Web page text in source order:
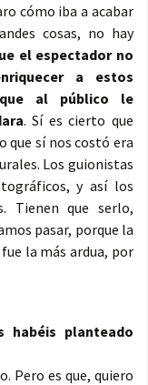
cómo iba a acabar
cosas, no hay
el espectador no
a estos
al público le
. Sí es cierto que
que sí nos costó era
Los guionistas
y así los
Tienen que serlo,
pasar, porque la
la más ardua, por
habéis planteado
Pero es que, quiero